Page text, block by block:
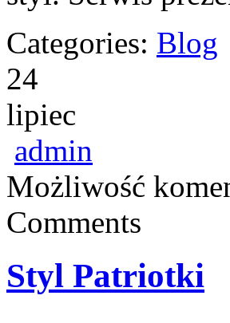
Categories: Blog
24
lipiec
admin
Możliwość
Comments
Styl Patriotki